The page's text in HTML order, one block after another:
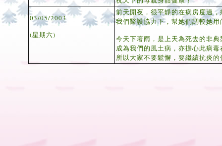
03/05/2003
(星期六)
前天開夜，很平靜的在病房度過
我們醫護協力下，幫她們調較她
今天下著雨，是上天為死去的非
成為我們的風土病，亦擔心此病
所以大家不要鬆懈，要繼續抗炎